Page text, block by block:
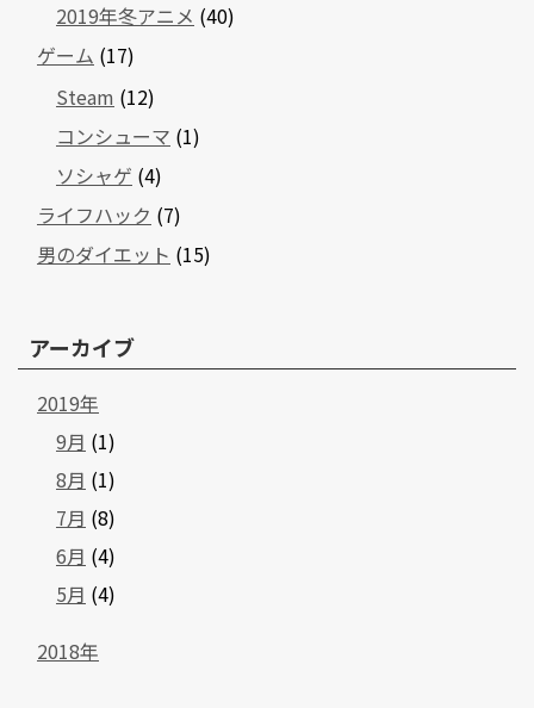
2019年冬アニメ (40)
ゲーム (17)
Steam (12)
コンシューマ (1)
ソシャゲ (4)
ライフハック (7)
男のダイエット (15)
アーカイブ
2019年
9月 (1)
8月 (1)
7月 (8)
6月 (4)
5月 (4)
2018年